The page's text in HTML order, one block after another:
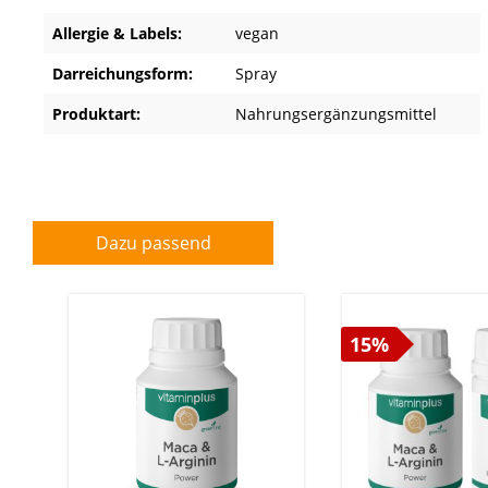
Allergie & Labels:
vegan
Darreichungsform:
Spray
Produktart:
Nahrungsergänzungsmittel
Dazu passend
15%